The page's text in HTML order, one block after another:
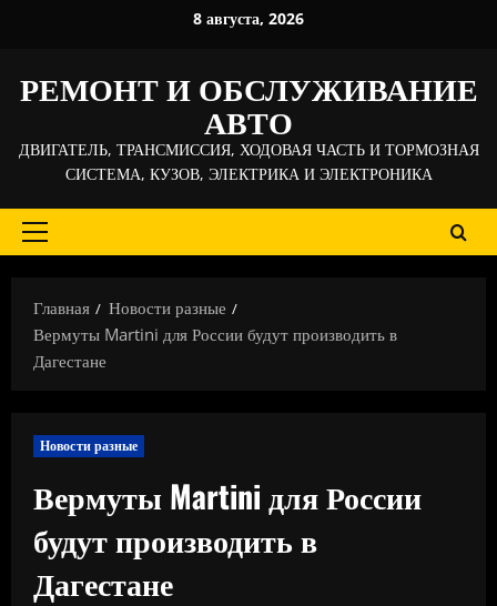
8 августа, 2026
РЕМОНТ И ОБСЛУЖИВАНИЕ
АВТО
ДВИГАТЕЛЬ, ТРАНСМИССИЯ, ХОДОВАЯ ЧАСТЬ И ТОРМОЗНАЯ
СИСТЕМА, КУЗОВ, ЭЛЕКТРИКА И ЭЛЕКТРОНИКА
Основное
Главная
Новости разные
Вермуты Martini для России будут производить в
Дагестане
Новости разные
Вермуты Martini для России
будут производить в
Дагестане